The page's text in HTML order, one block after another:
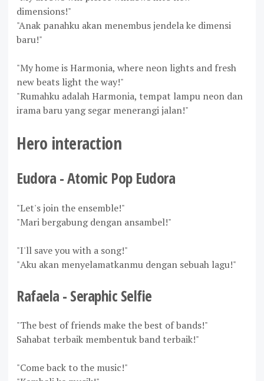
dimensions!"
"Anak panahku akan menembus jendela ke dimensi
baru!"
"My home is Harmonia, where neon lights and fresh
new beats light the way!"
"Rumahku adalah Harmonia, tempat lampu neon dan
irama baru yang segar menerangi jalan!"
Hero interaction
Eudora - Atomic Pop Eudora
"Let's join the ensemble!"
"Mari bergabung dengan ansambel!"
"I'll save you with a song!"
"Aku akan menyelamatkanmu dengan sebuah lagu!"
Rafaela - Seraphic Selfie
"The best of friends make the best of bands!"
Sahabat terbaik membentuk band terbaik!"
"Come back to the music!"